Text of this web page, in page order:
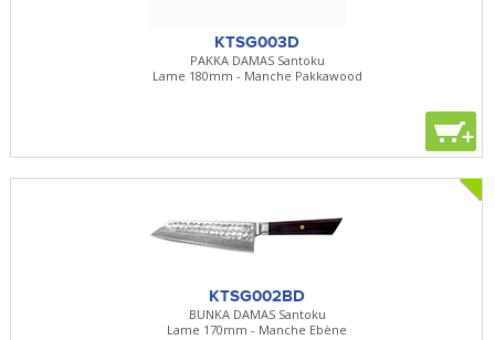
KTSG003D
PAKKA DAMAS Santoku
Lame 180mm - Manche Pakkawood
+
KTSG002BD
BUNKA DAMAS Santoku
Lame 170mm - Manche Ebène